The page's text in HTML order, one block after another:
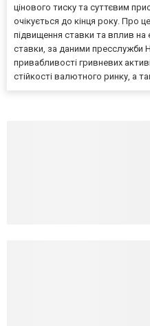
цінового тиску та суттєвим
очікується до кінця року. Про
підвищення ставки та вплив на
ставки, за даними пресслужби
привабливості гривневих
стійкості валютного ринку, а